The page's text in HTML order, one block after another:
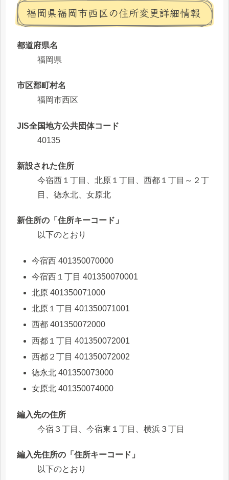
福岡県福岡市西区の住所変更詳細情報
都道府県名
福岡県
市区郡町村名
福岡市西区
JIS全国地方公共団体コード
40135
新設された住所
今宿西１丁目、北原１丁目、西都１丁目～２丁
目、徳永北、女原北
新住所の「住所キーコード」
以下のとおり
今宿西 401350070000
今宿西１丁目 401350070001
北原 401350071000
北原１丁目 401350071001
西都 401350072000
西都１丁目 401350072001
西都２丁目 401350072002
徳永北 401350073000
女原北 401350074000
編入先の住所
今宿３丁目、今宿東１丁目、横浜３丁目
編入先住所の「住所キーコード」
以下のとおり